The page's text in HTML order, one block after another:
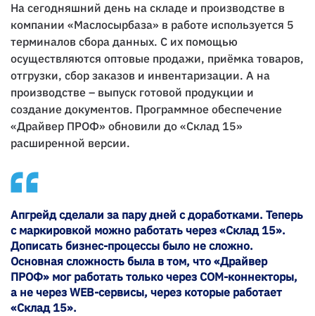
На сегодняшний день на складе и производстве в
компании «Маслосырбаза» в работе используется 5
терминалов сбора данных. С их помощью
осуществляются оптовые продажи, приёмка товаров,
отгрузки, сбор заказов и инвентаризации. А на
производстве – выпуск готовой продукции и
создание документов. Программное обеспечение
«Драйвер ПРОФ» обновили до «Склад 15»
расширенной версии.
Апгрейд сделали за пару дней с доработками. Теперь
с маркировкой можно работать через «Склад 15».
Дописать бизнес-процессы было не сложно.
Основная сложность была в том, что «Драйвер
ПРОФ» мог работать только через COM-коннекторы,
а не через WEB-сервисы, через которые работает
«Склад 15».